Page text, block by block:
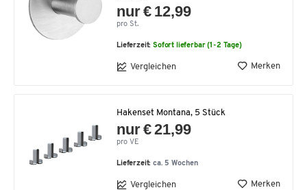
nur € 12,99
pro St.
Lieferzeit:Sofort lieferbar (1-2 Tage)
Vergleichen Merken
Hakenset Montana, 5 Stück
nur € 21,99
pro VE
Lieferzeit:ca. 5 Wochen
Vergleichen Merken